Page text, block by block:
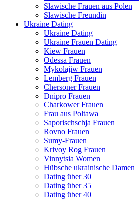
Slawische Frauen aus Polen
Slawische Freundin
Ukraine Dating
Ukraine Dating
Ukraine Frauen Dating
Kiew Frauen
Odessa Frauen
Mykolajiw Frauen
Lemberg Frauen
Chersoner Frauen
Dnipro Frauen
Charkower Frauen
Frau aus Poltawa
Saporischschja Frauen
Rovno Frauen
Sumy-Frauen
Krivoy Rog Frauen
Vinnytsia Women
Hübsche ukrainische Damen
Dating über 30
Dating über 35
Dating über 40